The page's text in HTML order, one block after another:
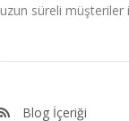
uzun süreli müşteriler
Blog İçeriği